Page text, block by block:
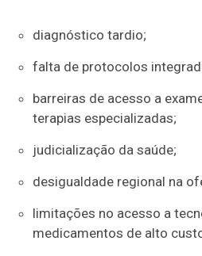
diagnóstico tardio;
falta de protocolos
barreiras de acesso a
terapias especializadas;
judicialização da saúde;
desigualdade regional na
limitações no acesso a
medicamentos de alto